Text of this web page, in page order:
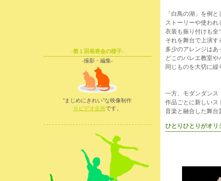
「白鳥の湖」を例
ストーリーや使われ
衣装も振り付けも全
それを舞台で上演す
多少のアレンジはあ
どこのバレエ教室
同じものを大切に
一方、モダンダンス
作品ごとに新しいス
音楽と融合した舞台
ひとりひとりがオリ
-第１回発表会の様子-
-撮影・編集-
"まじめにきれい"な映像制作
Ｎビデオ企画です。